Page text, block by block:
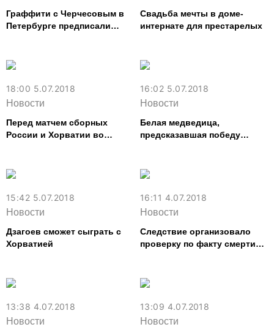
Граффити с Черчесовым в
Петербурге предписали
Свадьба мечты в доме-
интернате для престарелых
18:00 5.07.2018
Новости
Перед матчем сборных
России и Хорватии во
16:02 5.07.2018
Новости
Белая медведица,
предсказавшая победу
15:42 5.07.2018
Новости
Дзагоев сможет сыграть с
Хорватией
16:11 4.07.2018
Новости
Следствие организовало
проверку по факту смерти
13:38 4.07.2018
Новости
13:09 4.07.2018
Новости